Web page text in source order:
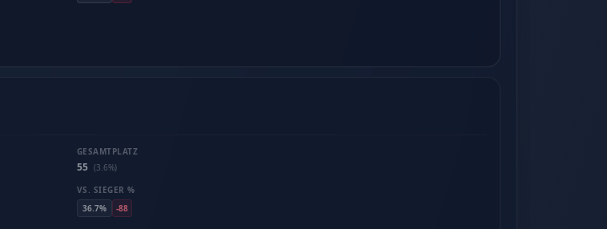
GESAMTPLATZ
55 (3.6%)
VS. SIEGER %
36.7%
-88